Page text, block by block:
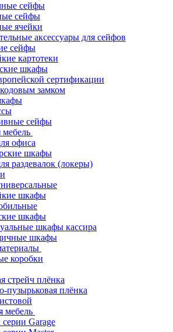
сейфы
сейфы
ячейки
аксессуары для сейфов
сейфы
картотеки
шкафы
сертификации
замком
сейфы
мебель
офиса
шкафы
раздевалок (локеры)
шкафы
шкафы
шкафы кассира
шкафы
коробки
стрейч плёнка
пузырьковая плёнка
мебель
серии Garage